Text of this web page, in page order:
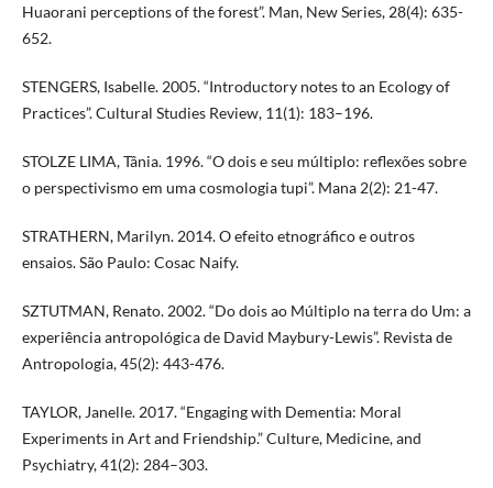
Huaorani perceptions of the forest”. Man, New Series, 28(4): 635-
652.
STENGERS, Isabelle. 2005. “Introductory notes to an Ecology of
Practices”. Cultural Studies Review, 11(1): 183–196.
STOLZE LIMA, Tânia. 1996. “O dois e seu múltiplo: reflexões sobre
o perspectivismo em uma cosmologia tupi”. Mana 2(2): 21-47.
STRATHERN, Marilyn. 2014. O efeito etnográfico e outros
ensaios. São Paulo: Cosac Naify.
SZTUTMAN, Renato. 2002. “Do dois ao Múltiplo na terra do Um: a
experiência antropológica de David Maybury-Lewis”. Revista de
Antropologia, 45(2): 443-476.
TAYLOR, Janelle. 2017. “Engaging with Dementia: Moral
Experiments in Art and Friendship.” Culture, Medicine, and
Psychiatry, 41(2): 284–303.